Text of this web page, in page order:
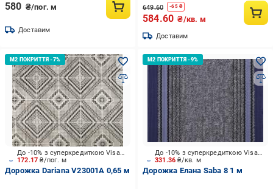
580 ₴/пог. м
Доставим
649.60 -65₴
584.60 ₴/кв. м
Доставим
172.17₴/пог. м
До -10% з суперкредиткою Visa Вигода
Дорожка Dariana V23001A 0,65 м
331.36₴/кв. м
До -10% з суперкредиткою Visa Вигода
Дорожка Елана Saba 8 1 м